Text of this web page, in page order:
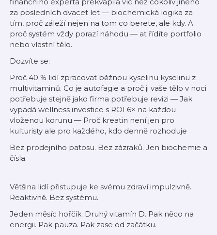
za posledních dvacet let — biochemická logika za
tím, proč záleží nejen na tom co berete, ale kdy. A
proč systém vždy porazí náhodu — ať řídíte portfolio
nebo vlastní tělo.
Dozvíte se:
Proč 40 % lidí zpracovat běžnou kyselinu kyselinu z
multivitaminů. Co je autofagie a proč ji vaše tělo v noci
potřebuje stejně jako firma potřebuje revizi — Jak
vypadá wellness investice s ROI 6× na každou
vloženou korunu — Proč kreatin není jen pro
kulturisty ale pro každého, kdo denně rozhoduje
Bez prodejního patosu. Bez zázraků. Jen biochemie a
čísla.
Většina lidí přistupuje ke svému zdraví impulzivně.
Reaktivně. Bez systému.
Jeden měsíc hořčík. Druhý vitamín D. Pak něco na
energii. Pak pauza. Pak zase od začátku.